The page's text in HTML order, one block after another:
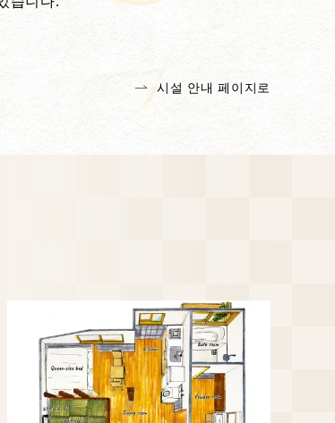
시설 안내 페이지로